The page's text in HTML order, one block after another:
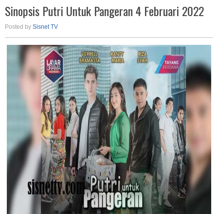
Sinopsis Putri Untuk Pangeran 4 Februari 2022
Posted by Sisnet TV